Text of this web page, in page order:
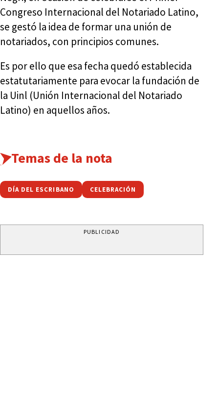
Congreso Internacional del Notariado Latino,
se gestó la idea de formar una unión de
notariados, con principios comunes.
Es por ello que esa fecha quedó establecida
estatutariamente para evocar la fundación de
la Uinl (Unión Internacional del Notariado
Latino) en aquellos años.
Temas de la nota
DÍA DEL ESCRIBANO CELEBRACIÓN
PUBLICIDAD